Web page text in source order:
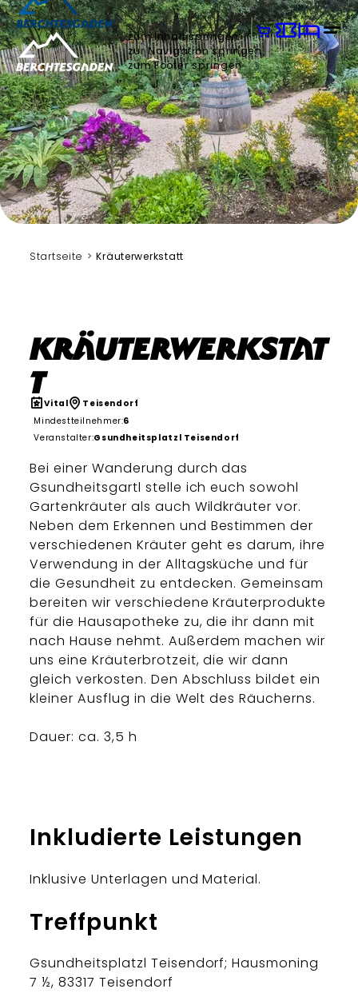
zum Inhalt springen
zur Navigation springen
zum Footer springen
Startseite Kräuterwerkstatt
Kräuterwerkstat
t
Vital
Teisendorf
Mindestteilnehmer:6
Veranstalter:Gsundheitsplatzl Teisendorf
Bei einer Wanderung durch das
Gsundheitsgartl stelle ich euch sowohl
Gartenkräuter als auch Wildkräuter vor.
Neben dem Erkennen und Bestimmen der
verschiedenen Kräuter geht es darum, ihre
Verwendung in der Alltagsküche und für
die Gesundheit zu entdecken. Gemeinsam
bereiten wir verschiedene Kräuterprodukte
für die Hausapotheke zu, die ihr dann mit
nach Hause nehmt. Außerdem machen wir
uns eine Kräuterbrotzeit, die wir dann
gleich verkosten. Den Abschluss bildet ein
kleiner Ausflug in die Welt des Räucherns.
Dauer: ca. 3,5 h
Inkludierte Leistungen
Inklusive Unterlagen und Material.
Treffpunkt
Gsundheitsplatzl Teisendorf; Hausmoning
7 ½, 83317 Teisendorf